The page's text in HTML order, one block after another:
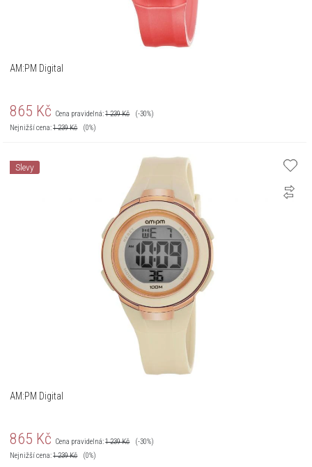
AM:PM Digital
865 Kč Cena pravidelná:1 239Kč
(-30%)
Nejnižší cena:1 239Kč (0%)
Slevy
AM:PM Digital
865 Kč Cena pravidelná:1 239Kč
(-30%)
Nejnižší cena:1 239Kč (0%)